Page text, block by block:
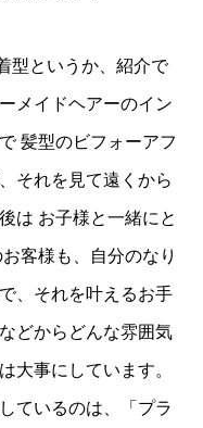
型というか、紹介で
メイドヘアーのイン
髪型のビフォーアフ
それを見て遠くから
は お子様と一緒にと
客様も、自分のなり
、それを叶えるお手
どからどんな雰囲気
大事にしています。
ているのは、「プラ